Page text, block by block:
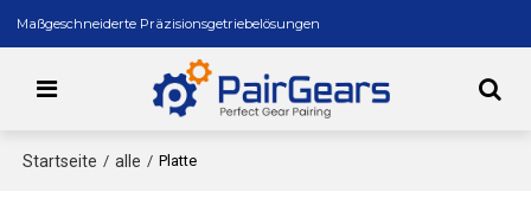
Maßgeschneiderte Präzisionsgetriebelösungen
Startseite / alle / Platte